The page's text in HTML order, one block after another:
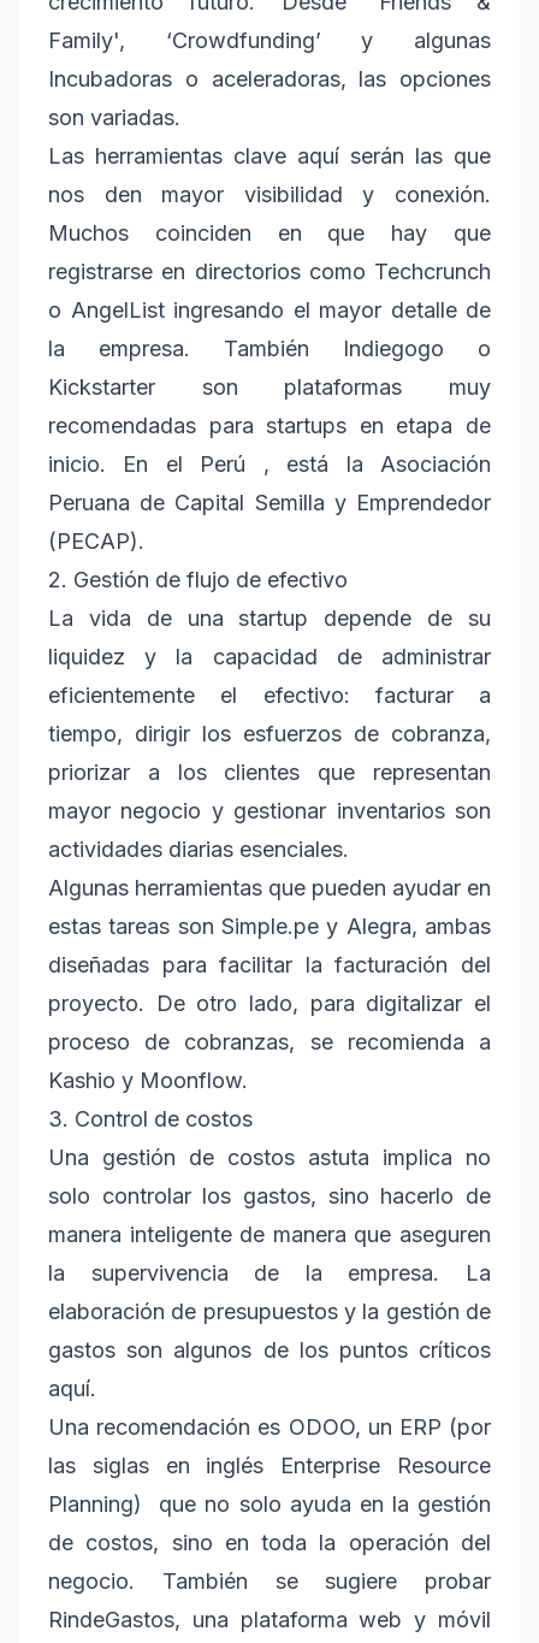
Family', ‘Crowdfunding’ y algunas
Incubadoras o aceleradoras, las opciones
son variadas.
Las herramientas clave aquí serán las que
nos den mayor visibilidad y conexión.
Muchos coinciden en que hay que
registrarse en directorios como Techcrunch
o AngelList ingresando el mayor detalle de
la empresa. También Indiegogo o
Kickstarter son plataformas muy
recomendadas para startups en etapa de
inicio. En el Perú , está la Asociación
Peruana de Capital Semilla y Emprendedor
(PECAP).
2. Gestión de flujo de efectivo
La vida de una startup depende de su
liquidez y la capacidad de administrar
eficientemente el efectivo: facturar a
tiempo, dirigir los esfuerzos de cobranza,
priorizar a los clientes que representan
mayor negocio y gestionar inventarios son
actividades diarias esenciales.
Algunas herramientas que pueden ayudar en
estas tareas son Simple.pe y Alegra, ambas
diseñadas para facilitar la facturación del
proyecto. De otro lado, para digitalizar el
proceso de cobranzas, se recomienda a
Kashio y Moonflow.
3. Control de costos
Una gestión de costos astuta implica no
solo controlar los gastos, sino hacerlo de
manera inteligente de manera que aseguren
la supervivencia de la empresa. La
elaboración de presupuestos y la gestión de
gastos son algunos de los puntos críticos
aquí.
Una recomendación es ODOO, un ERP (por
las siglas en inglés Enterprise Resource
Planning) que no solo ayuda en la gestión
de costos, sino en toda la operación del
negocio. También se sugiere probar
RindeGastos, una plataforma web y móvil